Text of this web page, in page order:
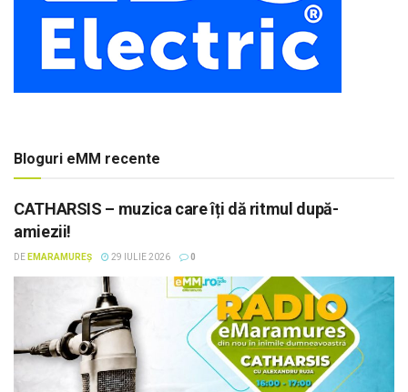
Bloguri eMM recente
CATHARSIS – muzica care îți dă ritmul după-
amiezii!
DE EMARAMUREȘ 29 IULIE 2026 0